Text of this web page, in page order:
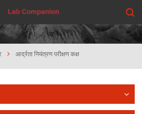
आर्द्रता नियंत्रण परीक्षण कक्ष